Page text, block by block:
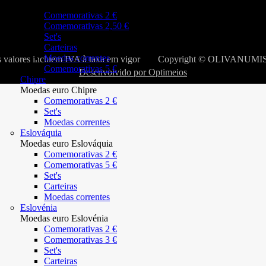
Comemorativas 2 €
Comemorativas 2,50 €
Set's
Carteiras
Moedas correntes
Comemorativas 5 €
Chipre
Moedas euro Chipre
Comemorativas 2 €
Set's
Moedas correntes
Eslováquia
Moedas euro Eslováquia
Comemorativas 2 €
Comemorativas 5 €
Set's
Carteiras
Moedas correntes
Eslovénia
Moedas euro Eslovénia
Comemorativas 2 €
Comemorativas 3 €
Set's
Carteiras
valores incluem IVA à taxa em vigor
Copyright ©
Desenvolvido por Optimeios